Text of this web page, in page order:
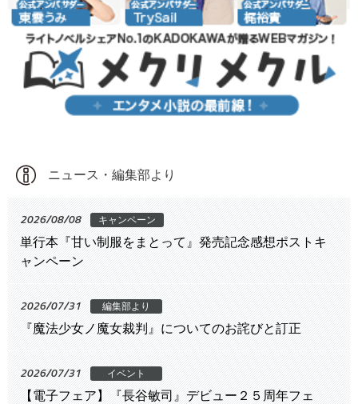
ニュース・編集部より
2026/08/08 キャンペーン
単行本『甘い制服をまとって』発売記念感想ポストキ
ャンペーン
2026/07/31 編集部より
『魔法少女ノ魔女裁判』についてのお詫びと訂正
2026/07/31 イベント
【電子フェア】『長谷敏司』デビュー２５周年フェ